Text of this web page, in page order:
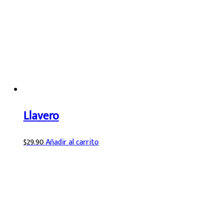
Llavero
$29.90Añadir al carrito